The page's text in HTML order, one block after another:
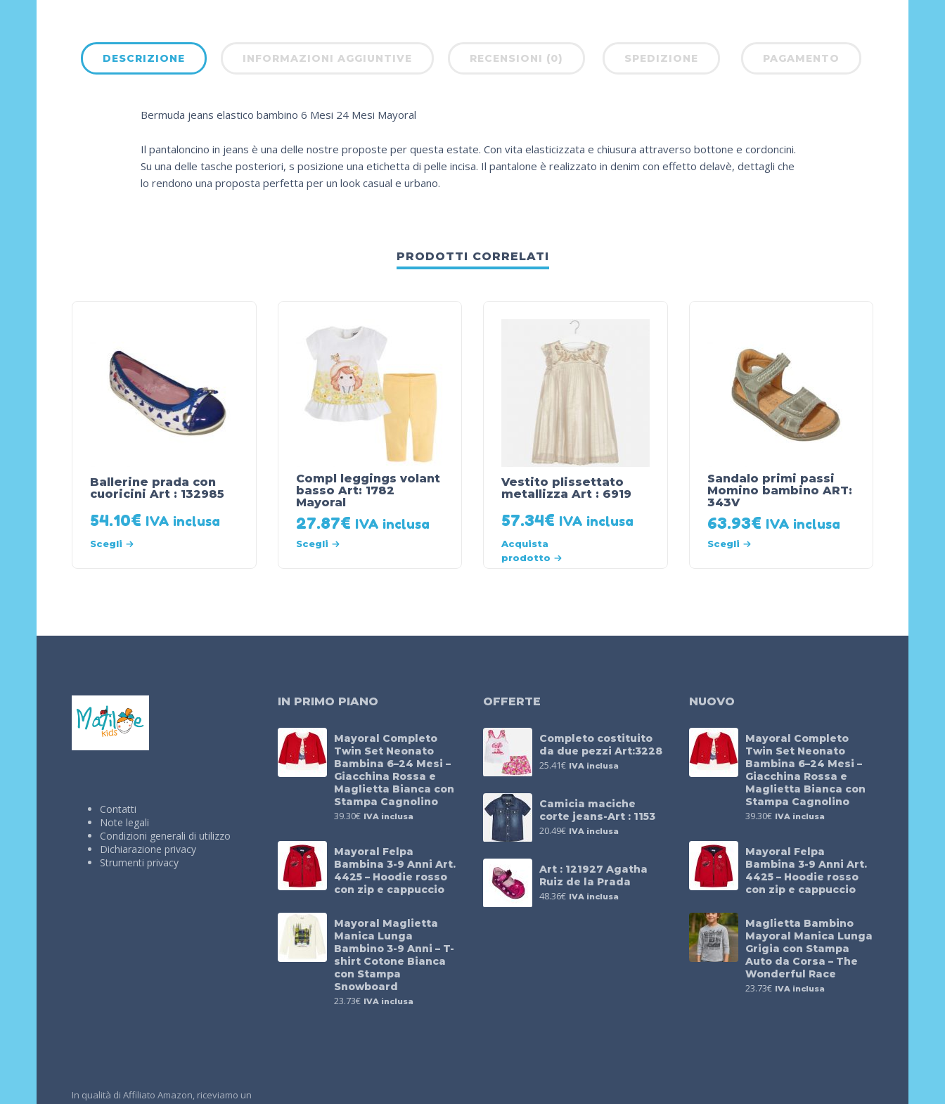
DESCRIZIONE INFORMAZIONI AGGIUNTIVE RECENSIONI (0) SPEDIZIONE PAGAMENTO
Bermuda jeans elastico bambino 6 Mesi 24 Mesi Mayoral
Il pantaloncino in jeans è una delle nostre proposte per questa estate. Con vita elasticizzata e chiusura attraverso bottone e cordoncini.
Su una delle tasche posteriori, s posizione una etichetta di pelle incisa. Il pantalone è realizzato in denim con effetto delavè, dettagli che
lo rendono una proposta perfetta per un look casual e urbano.
PRODOTTI CORRELATI
Ballerine prada con
cuoricini Art : 132985
54.10€ IVA inclusa
Scegli
Compl leggings volant
basso Art: 1782
Mayoral
27.87€ IVA inclusa
Scegli
Vestito plissettato
metallizza Art : 6919
57.34€ IVA inclusa
Acquista
prodotto
Sandalo primi passi
Momino bambino ART:
343V
63.93€ IVA inclusa
Scegli
Contatti
Note legali
Condizioni generali di utilizzo
Dichiarazione privacy
Strumenti privacy
IN PRIMO PIANO
Mayoral Completo
Twin Set Neonato
Bambina 6–24 Mesi –
Giacchina Rossa e
Maglietta Bianca con
Stampa Cagnolino
39.30€ IVA inclusa
Mayoral Felpa
Bambina 3-9 Anni Art.
4425 – Hoodie rosso
con zip e cappuccio
Mayoral Maglietta
Manica Lunga
Bambino 3-9 Anni – T-
shirt Cotone Bianca
con Stampa
Snowboard
23.73€ IVA inclusa
OFFERTE
Completo costituito
da due pezzi Art:3228
25.41€ IVA inclusa
Camicia maciche
corte jeans-Art : 1153
20.49€ IVA inclusa
Art : 121927 Agatha
Ruiz de la Prada
48.36€ IVA inclusa
NUOVO
Mayoral Completo
Twin Set Neonato
Bambina 6–24 Mesi –
Giacchina Rossa e
Maglietta Bianca con
Stampa Cagnolino
39.30€ IVA inclusa
Mayoral Felpa
Bambina 3-9 Anni Art.
4425 – Hoodie rosso
con zip e cappuccio
Maglietta Bambino
Mayoral Manica Lunga
Grigia con Stampa
Auto da Corsa – The
Wonderful Race
23.73€ IVA inclusa
In qualità di Affiliato Amazon, riceviamo un